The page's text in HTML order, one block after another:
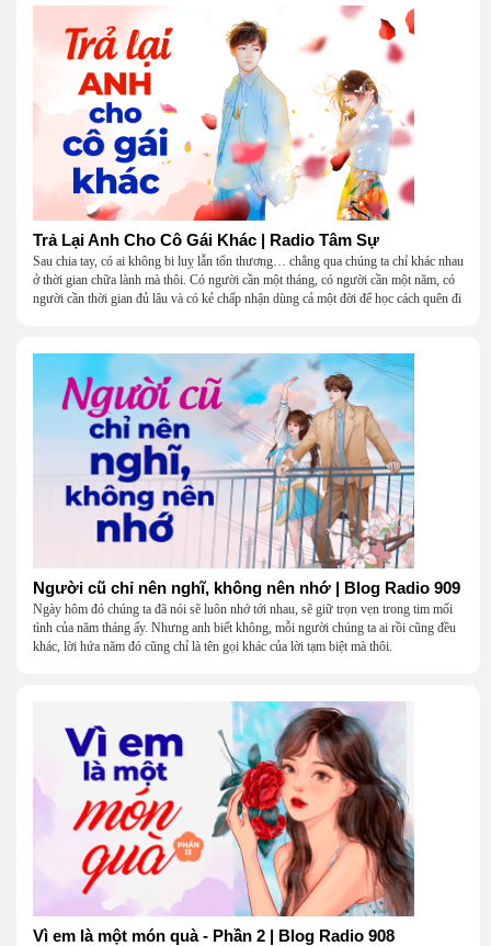
Trả Lại Anh Cho Cô Gái Khác | Radio Tâm Sự
Sau chia tay, có ai không bi luỵ lẫn tổn thương… chẳng qua chúng ta chỉ khác nhau
ở thời gian chữa lành mà thôi. Có người cần một tháng, có người cần một năm, có
người cần thời gian đủ lâu và có kẻ chấp nhận dùng cả một đời để học cách quên đi
Người cũ chỉ nên nghĩ, không nên nhớ | Blog Radio 909
Ngày hôm đó chúng ta đã nói sẽ luôn nhớ tới nhau, sẽ giữ trọn vẹn trong tim mối
tình của năm tháng ấy. Nhưng anh biết không, mỗi người chúng ta ai rồi cũng đều
khác, lời hứa năm đó cũng chỉ là tên gọi khác của lời tạm biệt mà thôi.
Vì em là một món quà - Phần 2 | Blog Radio 908